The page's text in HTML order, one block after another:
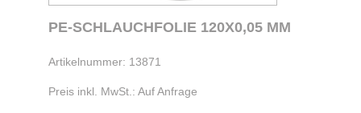
PE-SCHLAUCHFOLIE 120X0,05 MM
Artikelnummer: 13871
Preis inkl. MwSt.: Auf Anfrage